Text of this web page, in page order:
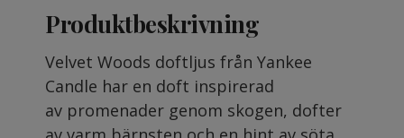
Produktbeskrivning
Velvet Woods doftljus från Yankee
Candle har en doft inspirerad
av promenader genom skogen, dofter